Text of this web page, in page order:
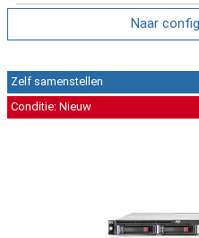
Naar
Zelf samenstellen
Conditie: Nieuw